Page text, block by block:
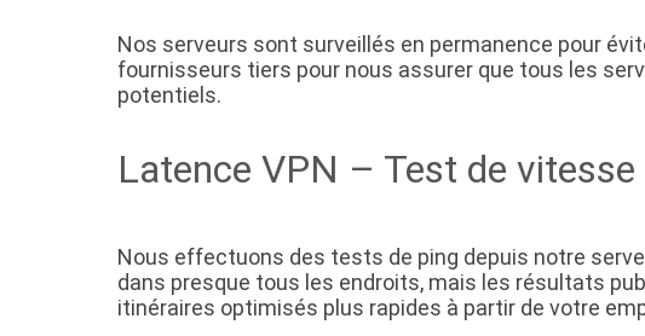
Nos serveurs sont surveillés en permanence pour
fournisseurs tiers pour nous assurer que tous les
potentiels.
Latence VPN – Test de vitesse
Nous effectuons des tests de ping depuis notre
dans presque tous les endroits, mais les résultats
itinéraires optimisés plus rapides à partir de votre